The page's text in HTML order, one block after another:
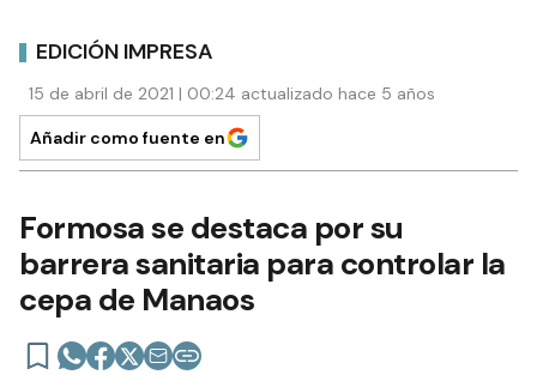
EDICIÓN IMPRESA
15 de abril de 2021 | 00:24 actualizado hace 5 años
Añadir como fuente en
Formosa se destaca por su
barrera sanitaria para controlar la
cepa de Manaos